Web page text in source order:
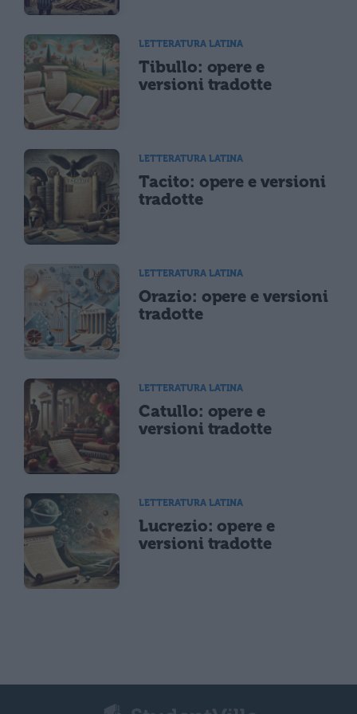
LETTERATURA LATINA
Tibullo: opere e
versioni tradotte
LETTERATURA LATINA
Tacito: opere e versioni
tradotte
LETTERATURA LATINA
Orazio: opere e versioni
tradotte
LETTERATURA LATINA
Catullo: opere e
versioni tradotte
LETTERATURA LATINA
Lucrezio: opere e
versioni tradotte